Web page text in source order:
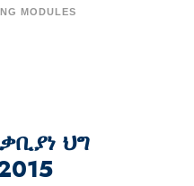
MODULES
ህግ